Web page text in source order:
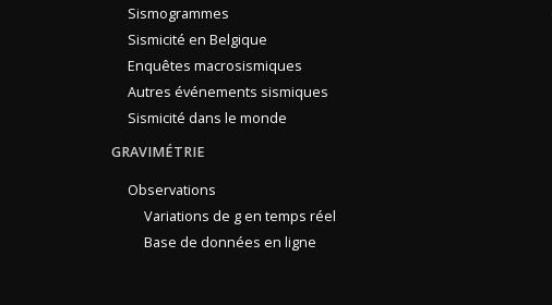
Sismogrammes
Sismicité en Belgique
Enquêtes macrosismiques
Autres événements sismiques
Sismicité dans le monde
GRAVIMÉTRIE
Observations
Variations de g en temps réel
Base de données en ligne